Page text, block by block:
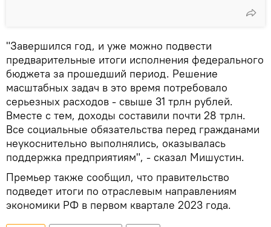
"Завершился год, и уже можно подвести
предварительные итоги исполнения федерального
бюджета за прошедший период. Решение
масштабных задач в это время потребовало
серьезных расходов - свыше 31 трлн рублей.
Вместе с тем, доходы составили почти 28 трлн.
Все социальные обязательства перед гражданами
неукоснительно выполнялись, оказывалась
поддержка предприятиям", - сказал Мишустин.
Премьер также сообщил, что правительство
подведет итоги по отраслевым направлениям
экономики РФ в первом квартале 2023 года.